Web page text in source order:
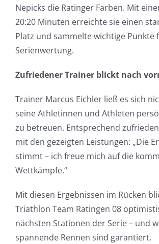
Nepicks die Ratinger Farben. Mit
20:20 Minuten erreichte sie einen
Platz und sammelte wichtige Punkte
Serienwertung.
Zufriedener Trainer blickt nach
Trainer Marcus Eichler ließ es sich
seine Athletinnen und Athleten
zu betreuen. Entsprechend
mit den gezeigten Leistungen: „Die
stimmt – ich freue mich auf die
Wettkämpfe.“
Mit diesen Ergebnissen im Rücken
Triathlon Team Ratingen 08
nächsten Stationen der Serie – und
spannende Rennen sind garantiert.